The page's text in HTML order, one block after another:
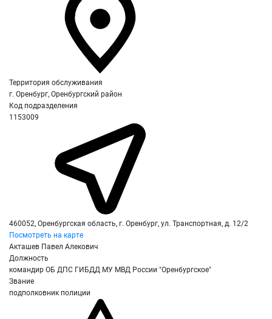
Территория обслуживания
г. Оренбург, Оренбургский район
Код подразделения
1153009
460052, Оренбургская область, г. Оренбург, ул. Транспортная, д. 12/2
Посмотреть на карте
Акташев Павел Алекович
Должность
командир ОБ ДПС ГИБДД МУ МВД России "Оренбургское"
Звание
подполковник полиции